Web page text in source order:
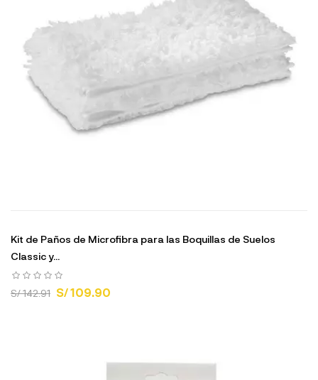
Kit de Paños de Microfibra para las Boquillas de Suelos
Classic y...
S/ 142.91 S/ 109.90